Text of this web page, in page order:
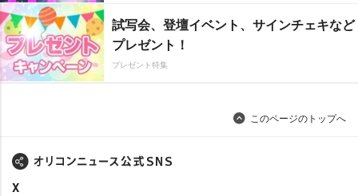
試写会、登壇イベント、サインチェキなど
プレゼント！
プレゼント特集
このページのトップへ
X